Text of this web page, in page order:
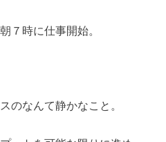
７時に仕事開始。
のなんて静かなこと。